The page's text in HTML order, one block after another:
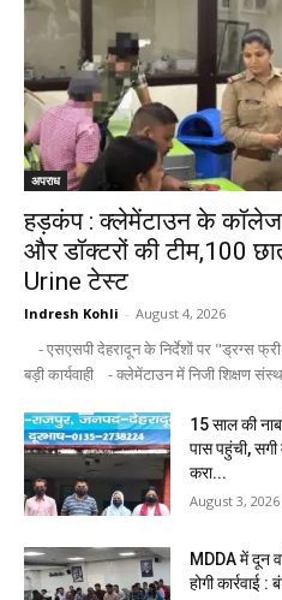
अपराध
हड़कंप : क्लेमेंटाउन के
और डॉक्टरों की टीम,100
Urine टेस्ट
Indresh Kohli - August 4, 2026
- एसएसपी देहरादून के निर्देशों पर "ड्रग्स
बड़ी कार्यवाही - क्लेमेंटाउन में निजी शिक्षण
15 साल की
पास पहुंची,
करा...
August 3, 2026
MDDA में दून
होगी कार्रवाई :